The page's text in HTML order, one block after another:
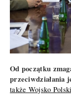
Od początku
przeciwdziałania
także Wojsko